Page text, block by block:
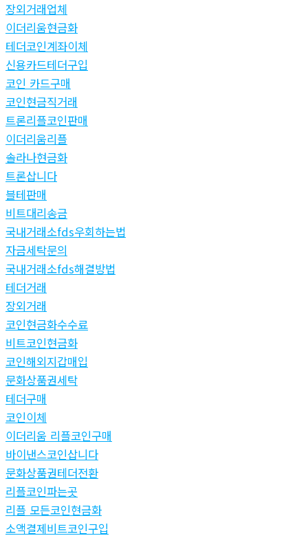
장외거래업체
이더리움현금화
테더코인계좌이체
신용카드테더구입
코인 카드구매
코인현금직거래
트론리플코인판매
이더리움리플
솔라나현금화
트론삽니다
블테판매
비트대리송금
국내거래소fds우회하는법
자금세탁문의
국내거래소fds해결방법
테더거래
장외거래
코인현금화수수료
비트코인현금화
코인해외지갑매입
문화상품권세탁
테더구매
코인이체
이더리움 리플코인구매
바이낸스코인삽니다
문화상품권테더전환
리플코인파는곳
리플 모든코인현금화
소액결제비트코인구입